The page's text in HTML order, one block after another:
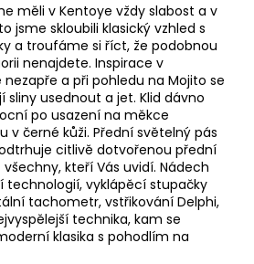
měli v Kentoye vždy slabost a v
jsme skloubili klasický vzhled s
a troufáme si říct, že podobnou
nenajdete. Inspirace v
a při pohledu na Mojito se
sliny usednout a jet. Klid dávno
po usazení na měkce
v černé kůži. Přední světelný pás
citlivě dotvořenou přední
kteří Vás uvidí. Nádech
technologií, vyklápěcí stupačky
tachometr, vstřikování Delphi,
technika, kam se
klasika s pohodlím na